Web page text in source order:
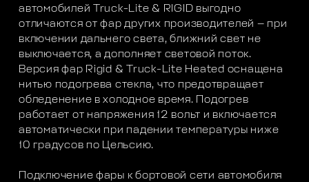
автомобилей Truck-Lite & RIGID выгодно
отличаются от фар других производителей — при
включении дальнего света, ближний свет не
выключается, а дополняет световой поток.
Версия фар Rigid & Truck-Lite Heated оснащена
нитью подогрева стекла, что предотвращает
обледенение в холодное время. Подогрев
работает от напряжения 12 вольт и включается
автоматически при падении температуры ниже
10 градусов по Цельсию.
Подключение фары к бортовой сети автомобиля